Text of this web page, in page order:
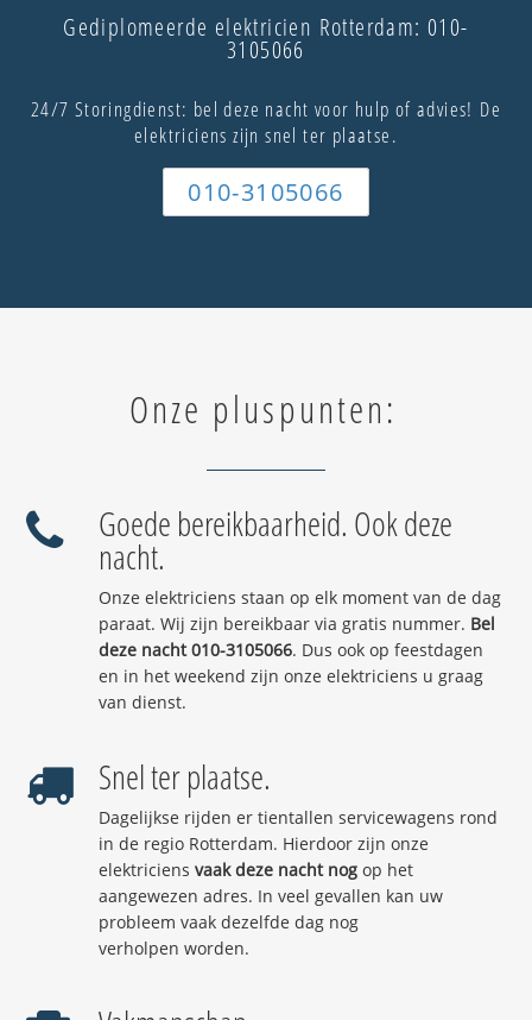
Gediplomeerde elektricien Rotterdam: 010-
3105066
24/7 Storingdienst: bel deze nacht voor hulp of advies! De
elektriciens zijn snel ter plaatse.
010-3105066
Onze pluspunten:
Goede bereikbaarheid. Ook deze
nacht.
Onze elektriciens staan op elk moment van de dag
paraat. Wij zijn bereikbaar via gratis nummer. Bel
deze nacht 010-3105066. Dus ook op feestdagen
en in het weekend zijn onze elektriciens u graag
van dienst.
Snel ter plaatse.
Dagelijkse rijden er tientallen servicewagens rond
in de regio Rotterdam. Hierdoor zijn onze
elektriciens vaak deze nacht nogop het
aangewezen adres. In veel gevallen kan uw
probleem vaak dezelfde dag nog
verholpen worden.